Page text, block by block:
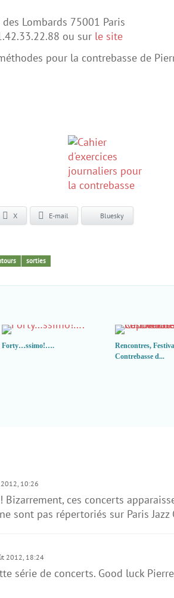
Lombards 75001 Paris
ou sur le site
pour la contrebasse de
X E-mail Bluesky
sorties
Forty…ssimo!….
Rencontres,
Contrebasse d...
10:26
Bizarrement, ces concerts
sont pas répertoriés sur Paris
2012, 18:24
série de concerts. Good luck